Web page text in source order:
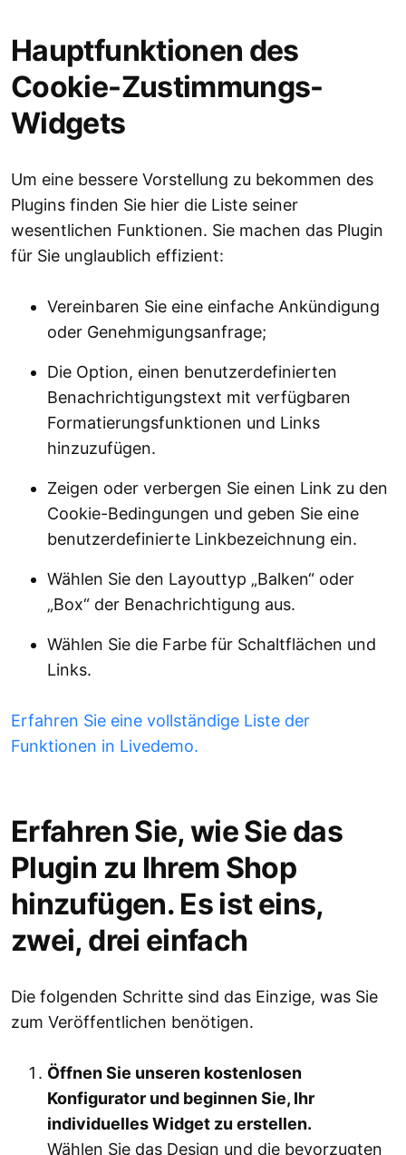
Hauptfunktionen des
Cookie-Zustimmungs-
Widgets
Um eine bessere Vorstellung zu bekommen des
Plugins finden Sie hier die Liste seiner
wesentlichen Funktionen. Sie machen das Plugin
für Sie unglaublich effizient:
Vereinbaren Sie eine einfache Ankündigung
oder Genehmigungsanfrage;
Die Option, einen benutzerdefinierten
Benachrichtigungstext mit verfügbaren
Formatierungsfunktionen und Links
hinzuzufügen.
Zeigen oder verbergen Sie einen Link zu den
Cookie-Bedingungen und geben Sie eine
benutzerdefinierte Linkbezeichnung ein.
Wählen Sie den Layouttyp „Balken“ oder
„Box“ der Benachrichtigung aus.
Wählen Sie die Farbe für Schaltflächen und
Links.
Erfahren Sie eine vollständige Liste der
Funktionen in Livedemo.
Erfahren Sie, wie Sie das
Plugin zu Ihrem Shop
hinzufügen. Es ist eins,
zwei, drei einfach
Die folgenden Schritte sind das Einzige, was Sie
zum Veröffentlichen benötigen.
Öffnen Sie unseren kostenlosen
Konfigurator und beginnen Sie, Ihr
individuelles Widget zu erstellen.
Wählen Sie das Design und die bevorzugten